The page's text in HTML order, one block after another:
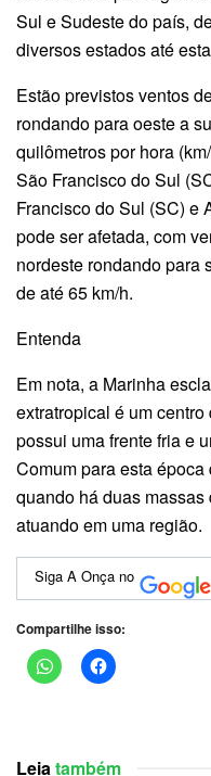
Sul e Sudeste do país,
diversos estados até
Estão previstos ventos
rondando para oeste a
quilômetros por hora
São Francisco do Sul
Francisco do Sul (SC) e
pode ser afetada, com
nordeste rondando para
de até 65 km/h.
Entenda
Em nota, a Marinha
extratropical é um
possui uma frente fria e
Comum para esta
quando há duas
atuando em uma região.
Siga A Onça no
Compartilhe isso:
Leia também